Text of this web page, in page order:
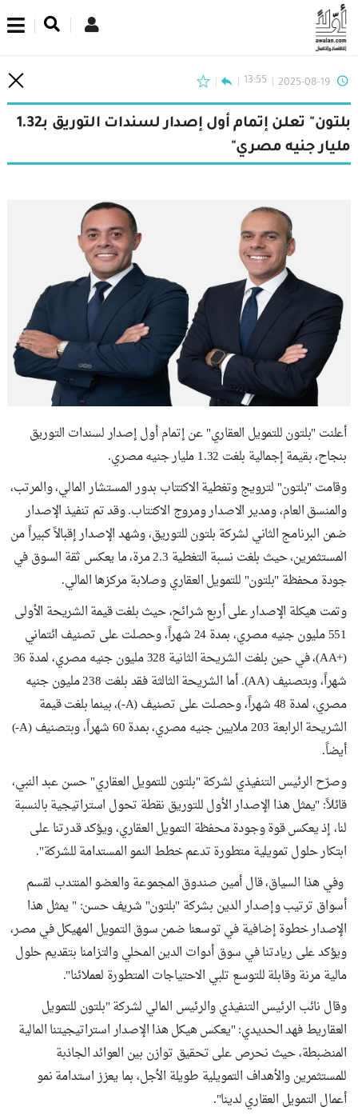
2025-08-19
13:55
بلتون" تعلن إتمام أول إصدار لسندات التوريق بـ1.32
مليار جنيه مصري"
أعلنت "بلتون للتمويل العقاري" عن إتمام أول إصدار لسندات التوريق
بنجاح، بقيمة إجمالية بلغت 1.32 مليار جنيه مصري.
وقامت "بلتون" لترويج وتغطية الاكتتاب بدور المستشار المالي، والمرتب،
والمنسق العام، ومدير الاصدار ومروج الاكتتاب. وقد تم تنفيذ الإصدار
ضمن البرنامج الثاني لشركة بلتون للتوريق، وشهد الإصدار إقبالاً كبيراً من
المستثمرين، حيث بلغت نسبة التغطية 2.3 مرة، ما يعكس ثقة السوق في
جودة محفظة "بلتون" للتمويل العقاري وصلابة مركزها المالي.
وتمت هيكلة الإصدار على أربع شرائح، حيث بلغت قيمة الشريحة الأولى
551 مليون جنيه مصري، بمدة 24 شهراً، وحصلت على تصنيف ائتماني
(+AA)، في حين بلغت الشريحة الثانية 328 مليون جنيه مصري، لمدة 36
شهراً، وبتصنيف (AA). أما الشريحة الثالثة فقد بلغت 238 مليون جنيه
مصري، لمدة 48 شهراً، وحصلت على تصنيف (A-)، بينما بلغت قيمة
الشريحة الرابعة 203 ملايين جنيه مصري، بمدة 60 شهراً، وبتصنيف (A-)
أيضاً.
وصرّح الرئيس التنفيذي لشركة "بلتون للتمويل العقاري" حسن عبد النبي،
قائلاً: "يمثل هذا الإصدار الأول للتوريق نقطة تحول استراتيجية بالنسبة
لنا، إذ يعكس قوة وجودة محفظة التمويل العقاري، ويؤكد قدرتنا على
ابتكار حلول تمويلية متطورة تدعم خطط النمو المستدامة للشركة".
وفي هذا السياق، قال أمين صندوق المجموعة والعضو المنتدب لقسم
أسواق ترتيب وإصدار الدين بشركة "بلتون" شريف حسن: " يمثل هذا
الإصدار خطوة إضافية في توسعنا ضمن سوق التمويل المهيكل في مصر،
ويؤكد على ريادتنا في سوق أدوات الدين المحلي والتزامنا بتقديم حلول
مالية مرنة وقابلة للتوسع تلبي الاحتياجات المتطورة لعملائنا".
وقال نائب الرئيس التنفيذي والرئيس المالي لشركة "بلتون للتمويل
العقاريط فهد الحديدي: "يعكس هيكل هذا الإصدار استراتيجيتنا المالية
المنضبطة، حيث نحرص على تحقيق توازن بين العوائد الجاذبة
للمستثمرين والأهداف التمويلية طويلة الأجل، بما يعزز استدامة نمو
أعمال التمويل العقاري لدينا".
اشترك في نشرتنا الإخبارية